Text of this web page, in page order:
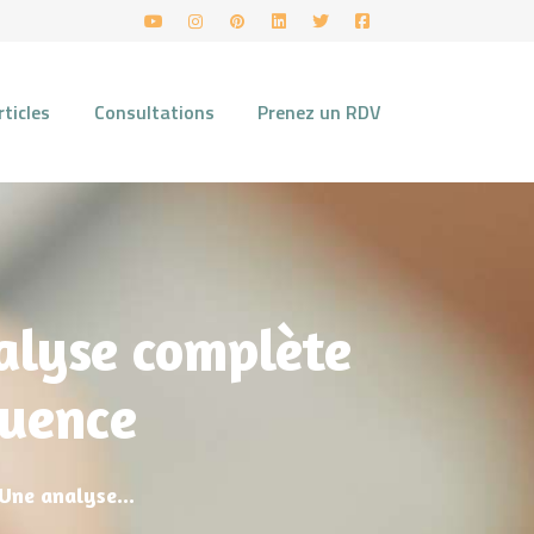
Consultations Prenez un RDV
complète
analyse...